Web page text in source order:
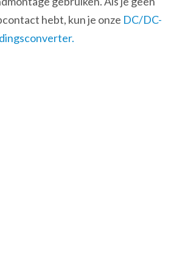
hebt, kun je onze DC/DC-